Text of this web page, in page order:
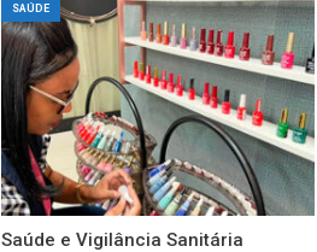
SAÚDE
Saúde e Vigilância Sanitária